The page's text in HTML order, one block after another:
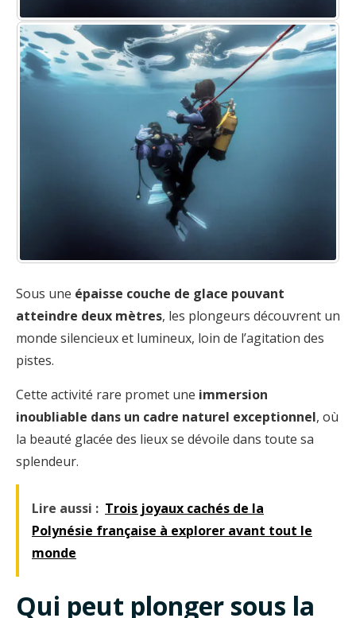
Sous une épaisse couche de glace pouvant
atteindre deux mètres, les plongeurs découvrent un
monde silencieux et lumineux, loin de l’agitation des
pistes.
Cette activité rare promet une immersion
inoubliable dans un cadre naturel exceptionnel, où
la beauté glacée des lieux se dévoile dans toute sa
splendeur.
Lire aussi : Trois joyaux cachés de la
Polynésie française à explorer avant tout le
monde
Qui peut plonger sous la